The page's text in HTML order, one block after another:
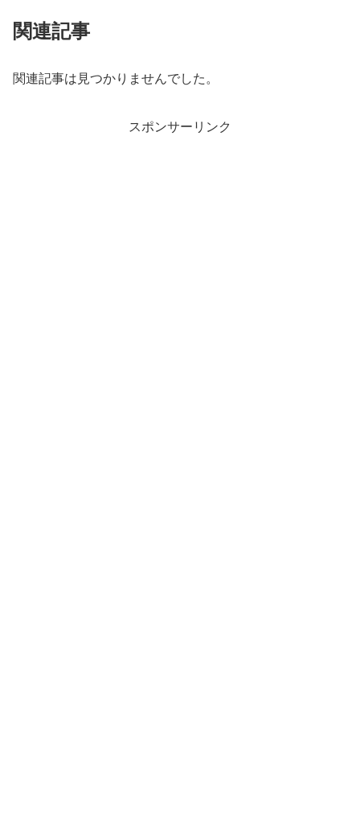
関連記事
関連記事は見つかりませんでした。
スポンサーリンク